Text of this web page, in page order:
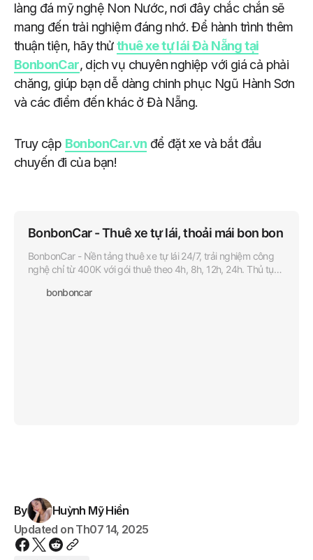
làng đá mỹ nghệ Non Nước, nơi đây chắc chắn sẽ
mang đến trải nghiệm đáng nhớ. Để hành trình thêm
thuận tiện, hãy thửthuê xe tự lái Đà Nẵng tại
BonbonCar, dịch vụ chuyên nghiệp với giá cả phải
chăng, giúp bạn dễ dàng chinh phục Ngũ Hành Sơn
và các điểm đến khác ở Đà Nẵng.
Truy cập BonbonCar.vn để đặt xe và bắt đầu
chuyến đi của bạn!
BonbonCar - Thuê xe tự lái, thoải mái bon bon
BonbonCar - Nền tảng thuê xe tự lái 24/7, trải nghiệm công
nghệ chỉ từ 400K với gói thuê theo 4h, 8h, 12h, 24h. Thủ tục
bonboncar
By
Huỳnh Mỹ Hiền
Updated on Th07 14, 2025